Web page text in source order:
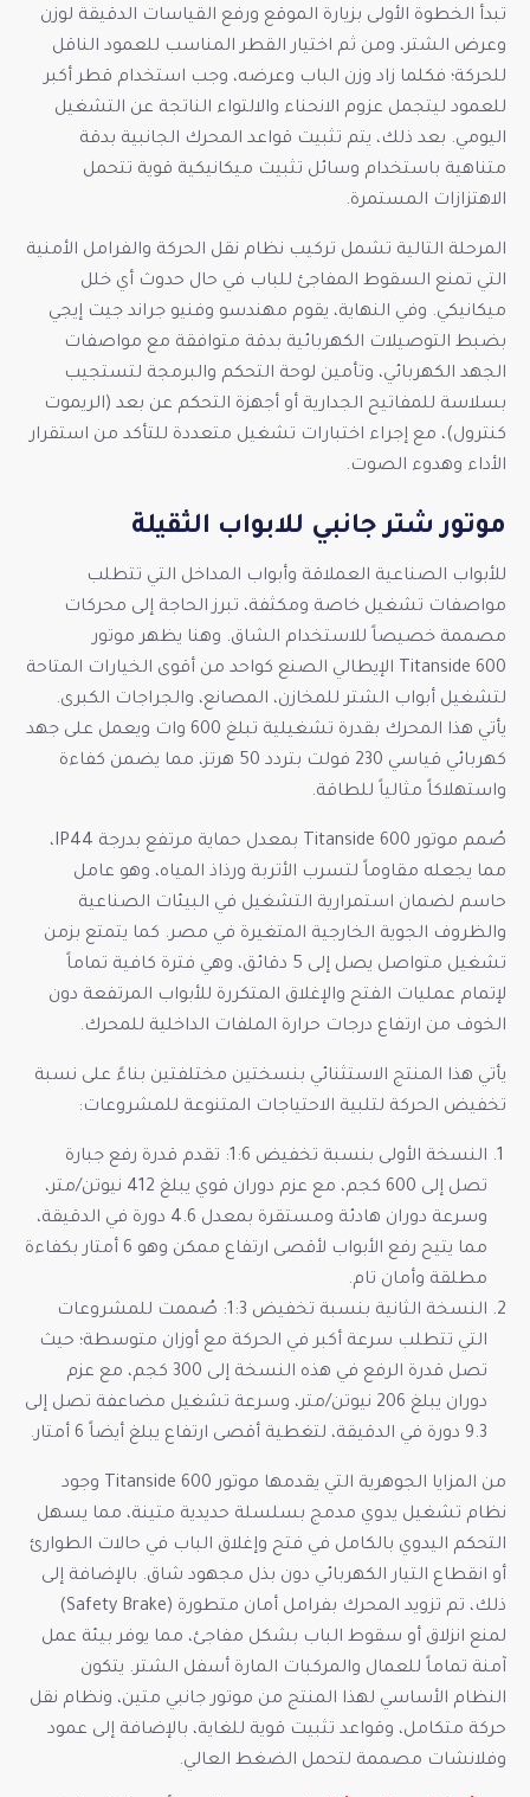
تبدأ الخطوة الأولى بزيارة الموقع ورفع القياسات الدقيقة لوزن
وعرض الشتر، ومن ثم اختيار القطر المناسب للعمود الناقل
للحركة؛ فكلما زاد وزن الباب وعرضه، وجب استخدام قطر أكبر
للعمود ليتجمل عزوم الانحناء والالتواء الناتجة عن التشغيل
اليومي. بعد ذلك، يتم تثبيت قواعد المحرك الجانبية بدقة
متناهية باستخدام وسائل تثبيت ميكانيكية قوية تتحمل
الاهتزازات المستمرة.
المرحلة التالية تشمل تركيب نظام نقل الحركة والفرامل الأمنية
التي تمنع السقوط المفاجئ للباب في حال حدوث أي خلل
ميكانيكي. وفي النهاية، يقوم مهندسو وفنيو جراند جيت إيجي
بضبط التوصيلات الكهربائية بدقة متوافقة مع مواصفات
الجهد الكهربائي، وتأمين لوحة التحكم والبرمجة لتستجيب
بسلاسة للمفاتيح الجدارية أو أجهزة التحكم عن بعد (الريموت
كنترول)، مع إجراء اختبارات تشغيل متعددة للتأكد من استقرار
الأداء وهدوء الصوت.
موتور شتر جانبي للابواب الثقيلة
للأبواب الصناعية العملاقة وأبواب المداخل التي تتطلب
مواصفات تشغيل خاصة ومكثفة، تبرز الحاجة إلى محركات
مصممة خصيصاً للاستخدام الشاق. وهنا يظهر موتور
Titanside 600 الإيطالي الصنع كواحد من أقوى الخيارات المتاحة
لتشغيل أبواب الشتر للمخازن، المصانع، والجراجات الكبرى.
يأتي هذا المحرك بقدرة تشغيلية تبلغ 600 وات ويعمل على جهد
كهربائي قياسي 230 فولت بتردد 50 هرتز، مما يضمن كفاءة
واستهلاكاً مثالياً للطاقة.
صُمم موتور Titanside 600 بمعدل حماية مرتفع بدرجة IP44،
مما يجعله مقاوماً لتسرب الأتربة ورذاذ المياه، وهو عامل
حاسم لضمان استمرارية التشغيل في البيئات الصناعية
والظروف الجوية الخارجية المتغيرة في مصر. كما يتمتع بزمن
تشغيل متواصل يصل إلى 5 دقائق، وهي فترة كافية تماماً
لإتمام عمليات الفتح والإغلاق المتكررة للأبواب المرتفعة دون
الخوف من ارتفاع درجات حرارة الملفات الداخلية للمحرك.
يأتي هذا المنتج الاستثنائي بنسختين مختلفتين بناءً على نسبة
تخفيض الحركة لتلبية الاحتياجات المتنوعة للمشروعات:
النسخة الأولى بنسبة تخفيض 1:6: تقدم قدرة رفع جبارة
تصل إلى 600 كجم، مع عزم دوران قوي يبلغ 412 نيوتن/متر،
وسرعة دوران هادئة ومستقرة بمعدل 4.6 دورة في الدقيقة،
مما يتيح رفع الأبواب لأقصى ارتفاع ممكن وهو 6 أمتار بكفاءة
مطلقة وأمان تام.
النسخة الثانية بنسبة تخفيض 1:3: صُممت للمشروعات
التي تتطلب سرعة أكبر في الحركة مع أوزان متوسطة؛ حيث
تصل قدرة الرفع في هذه النسخة إلى 300 كجم، مع عزم
دوران يبلغ 206 نيوتن/متر، وسرعة تشغيل مضاعفة تصل إلى
9.3 دورة في الدقيقة، لتغطية أقصى ارتفاع يبلغ أيضاً 6 أمتار.
من المزايا الجوهرية التي يقدمها موتور Titanside 600 وجود
نظام تشغيل يدوي مدمج بسلسلة حديدية متينة، مما يسهل
التحكم اليدوي بالكامل في فتح وإغلاق الباب في حالات الطوارئ
أو انقطاع التيار الكهربائي دون بذل مجهود شاق. بالإضافة إلى
ذلك، تم تزويد المحرك بفرامل أمان متطورة (Safety Brake)
لمنع انزلاق أو سقوط الباب بشكل مفاجئ، مما يوفر بيئة عمل
آمنة تماماً للعمال والمركبات المارة أسفل الشتر. يتكون
النظام الأساسي لهذا المنتج من موتور جانبي متين، ونظام نقل
حركة متكامل، وقواعد تثبيت قوية للغاية، بالإضافة إلى عمود
وفلانشات مصممة لتحمل الضغط العالي.